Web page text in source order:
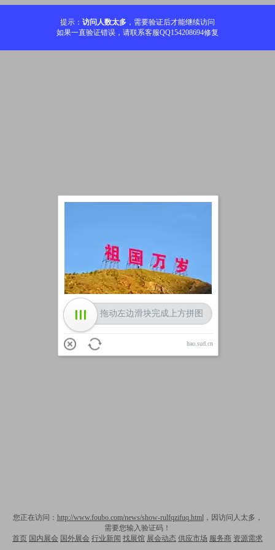
提示： 访问人数太多 ，需要验证后才能继续访问
如果一直验证错误，请联系客服QQ154208694修复
您正在访问： http://www.foubo.com/news/show-rulfqzifuq.html，因访问人太多，
需要您输入验证码！
首页 国内展会 国外展会 行业新闻 找展馆 展会动态 供应市场 服务商 资源需求
拖动左边滑块完成上方拼图
hao.sud.cn